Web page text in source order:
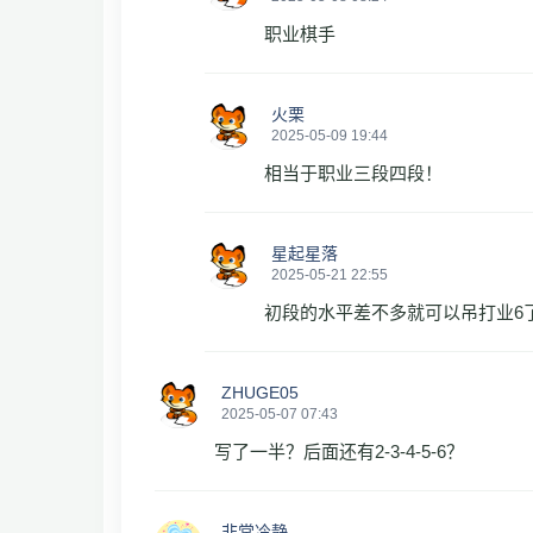
职业棋手
火栗
2025-05-09 19:44
相当于职业三段四段！
星起星落
2025-05-21 22:55
初段的水平差不多就可以吊打业6
ZHUGE05
2025-05-07 07:43
写了一半？后面还有2-3-4-5-6？